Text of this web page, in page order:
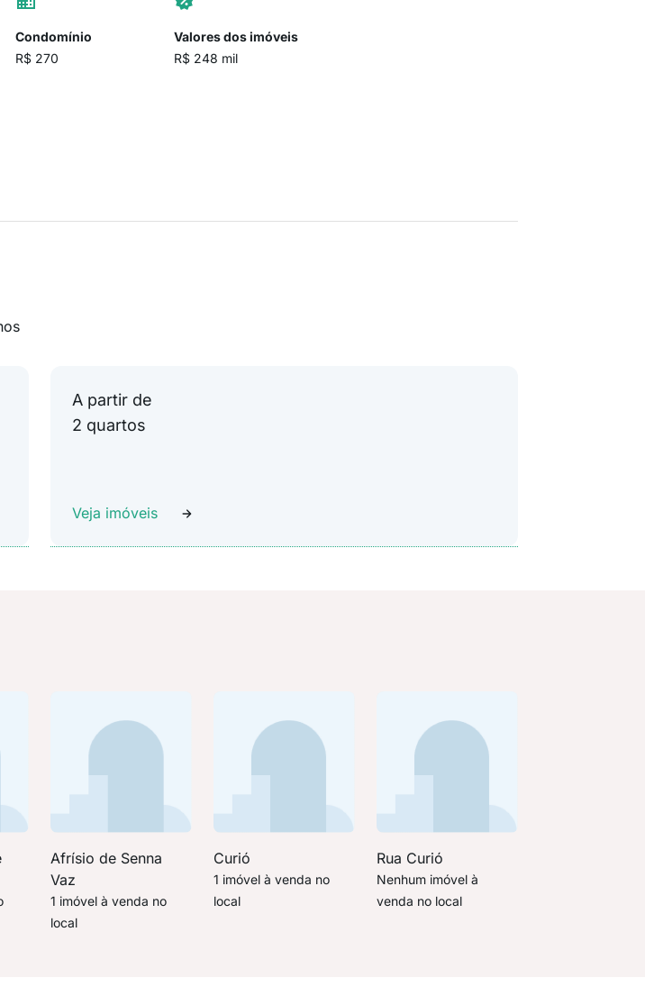
Condomínio
R$ 270
Valores dos imóveis
R$ 248 mil
A partir de
2 quartos
Veja imóveis
Afrísio de Senna
Vaz
1 imóvel à venda no
local
Curió
1 imóvel à venda no
local
Rua Curió
Nenhum imóvel à
venda no local